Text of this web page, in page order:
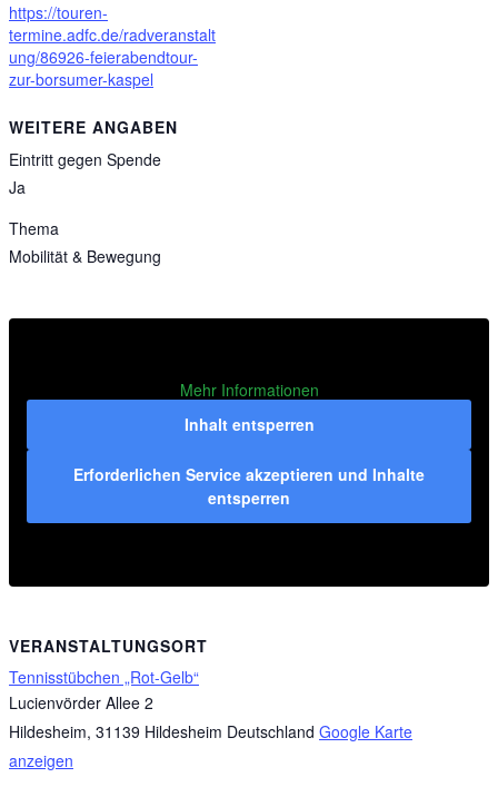
https://touren-
termine.adfc.de/radveranstalt
ung/86926-feierabendtour-
zur-borsumer-kaspel
WEITERE ANGABEN
Eintritt gegen Spende
Ja
Thema
Mobilität & Bewegung
VERANSTALTUNGSORT
Tennisstübchen „Rot-Gelb“
Lucienvörder Allee 2
Hildesheim, 31139 Hildesheim Deutschland Google Karte
anzeigen
Mehr Informationen
Inhalt entsperren
Erforderlichen Service akzeptieren und Inhalte
entsperren